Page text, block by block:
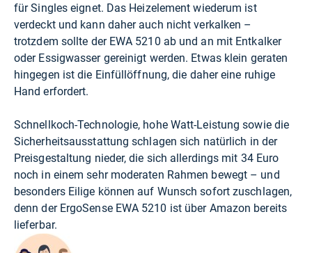
für Singles eignet. Das Heizelement wiederum ist
verdeckt und kann daher auch nicht verkalken –
trotzdem sollte der EWA 5210 ab und an mit Entkalker
oder Essigwasser gereinigt werden. Etwas klein geraten
hingegen ist die Einfüllöffnung, die daher eine ruhige
Hand erfordert.
Schnellkoch-Technologie, hohe Watt-Leistung sowie die
Sicherheitsausstattung schlagen sich natürlich in der
Preisgestaltung nieder, die sich allerdings mit 34 Euro
noch in einem sehr moderaten Rahmen bewegt – und
besonders Eilige können auf Wunsch sofort zuschlagen,
denn der ErgoSense EWA 5210 ist über Amazon bereits
lieferbar.